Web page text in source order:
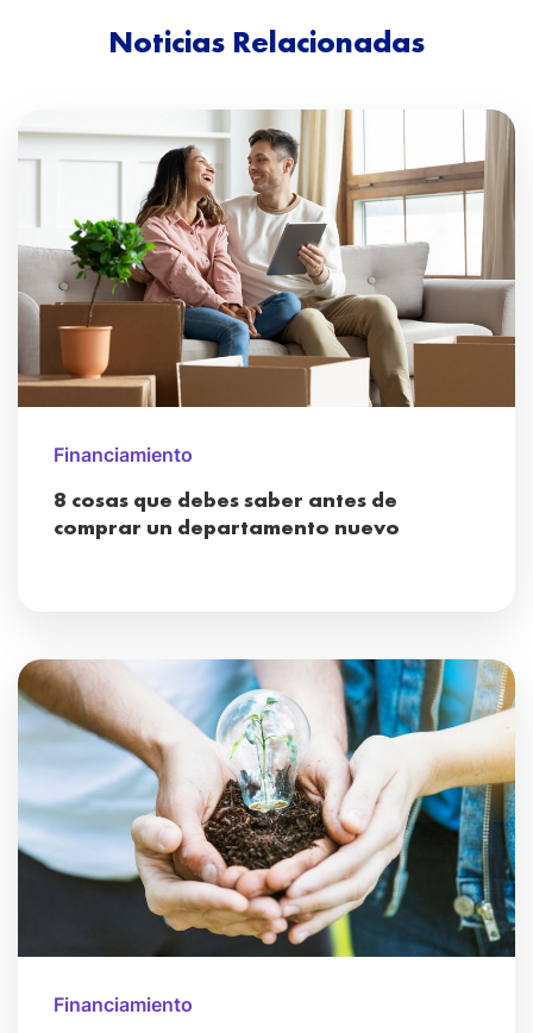
Noticias Relacionadas
Financiamiento
8 cosas que debes saber antes de
comprar un departamento nuevo
Financiamiento